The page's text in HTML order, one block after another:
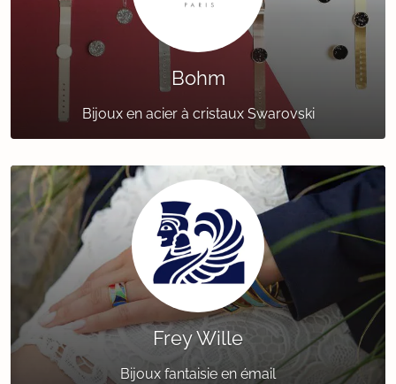
Bohm
Bijoux en acier à cristaux Swarovski
Frey Wille
Bijoux fantaisie en émail